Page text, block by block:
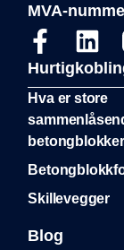
MVA-
Hva er store
Skillevegger
Blog